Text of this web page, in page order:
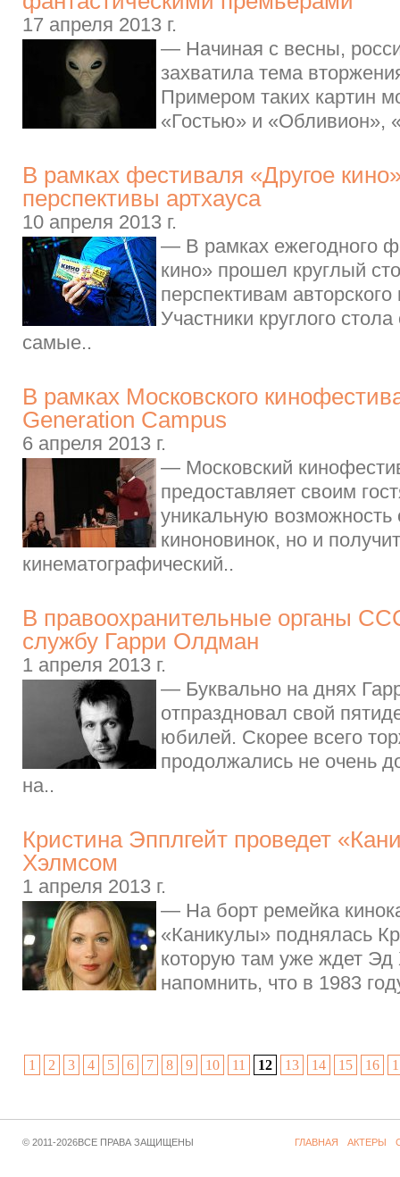
17 апреля 2013 г.
— Начиная с весны,
захватила тема
Примером таких картин
«Гостью» и «Обливион»,
В рамках фестиваля «Другое
перспективы артхауса
10 апреля 2013 г.
— В рамках ежегодного
кино» прошел круглый
перспективам авторского
Участники круглого
самые..
В рамках Московского
Generation Campus
6 апреля 2013 г.
— Московский
предоставляет своим
уникальную возможность
киноновинок, но и
кинематографический..
В правоохранительные органы
службу Гарри Олдман
1 апреля 2013 г.
— Буквально на днях
отпраздновал свой
юбилей. Скорее всего
продолжались не очень
на..
Кристина Эпплгейт проведет
Хэлмсом
1 апреля 2013 г.
— На борт ремейка
«Каникулы» поднялась
которую там уже ждет
напомнить, что в 1983
1 2 3 4 5 6 7 8 9 10 11 12 13 14 15 16
© 2011-2026ВСЕ ПРАВА ЗАЩИЩЕНЫ ГЛАВНАЯ АКТЕРЫ